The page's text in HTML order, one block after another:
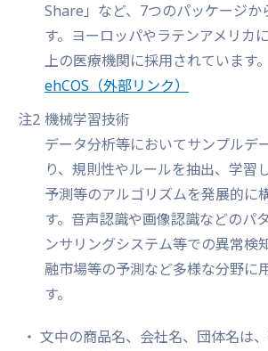
Share」など、7つのパッケージか
す。ヨーロッパやラテンアメリカ
上の医療機関に採用されています。
ehCOS （外部リンク）
注2 機械学習技術
データ分析等においてサンプルデ
り、規則性やルールを抽出、学習
予測等のアルゴリズムを発展的に
す。音声認識や画像認識などのパ
ンサリングシステム等での異常検
融市場等の予測など多様な分野に
す。
文中の商品名、会社名、団体名は